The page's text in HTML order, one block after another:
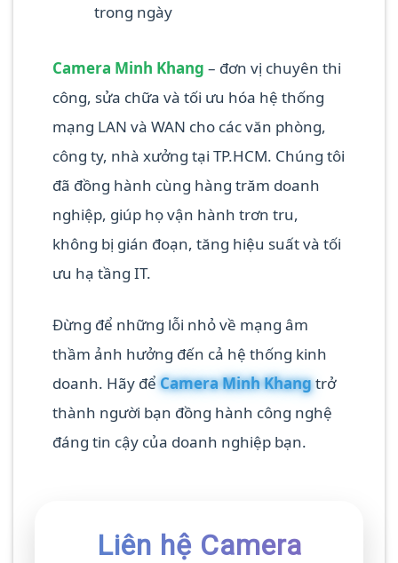
trong ngày
Camera Minh Khang – đơn vị chuyên thi
công, sửa chữa và tối ưu hóa hệ thống
mạng LAN và WAN cho các văn phòng,
công ty, nhà xưởng tại TP.HCM. Chúng tôi
đã đồng hành cùng hàng trăm doanh
nghiệp, giúp họ vận hành trơn tru,
không bị gián đoạn, tăng hiệu suất và tối
ưu hạ tầng IT.
Đừng để những lỗi nhỏ về mạng âm
thầm ảnh hưởng đến cả hệ thống kinh
doanh. Hãy đểCamera Minh Khangtrở
thành người bạn đồng hành công nghệ
đáng tin cậy của doanh nghiệp bạn.
Liên hệ Camera